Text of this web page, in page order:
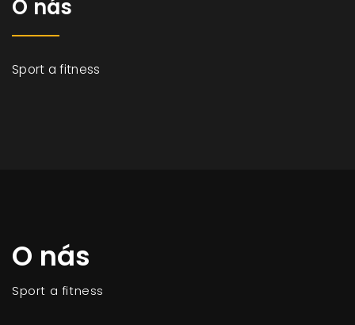
O nás
Sport a fitness
O nás
Sport a fitness